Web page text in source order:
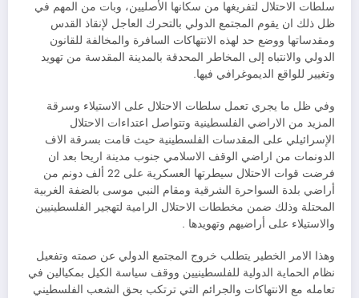
سلطات الاحتلال لتفريغها من سكانها الأصليين، وبات من المهم في
ظل ذلك ان يقوم المجتمع الدولي بالتحرك العاجل لإنقاذ القدس
ومقدساتها ووضع حد لهذه الانتهاكات السافرة والمخالفة للقانون
الدولي والانتباه إلى المخاطر المحدقة بالمدينة المقدسة من تهويد
وتغيير للواقع الديموغرافي فيها.
وفي ظل ما يجري تعمل سلطات الاحتلال على الاستيلاء وسرقة
المزيد من الاراضي الفلسطينية وتتواصل اعتداءات الاحتلال
الإسرائيلي على المقدسات الفلسطينية حيث قامت بسرقة الاف
الدونمات من اراضي الوقف الاسلامي جنوب مدينة اريحا بعد ان
فرضت قوات الاحتلال سيطرتها العسكرية على 22 ألف دونم من
أراضي بلدة السواحرة الشرقية ومقام النبي موسى بالضفة الغربية
المحتلة وذلك ضمن مخططات الاحتلال الرامية لتهجير الفلسطينيين
والاستيلاء على أراضيهم وتهويدها .
وهذا الامر الخطير يتطلب خروج المجتمع الدولي عن صمته وتفعيل
نظام الحماية الدولية للفلسطينيين ووقف سياسة الكيل بمكيالين في
تعامله مع الانتهاكات والجرائم التي ترتكب بحق الشعب الفلسطيني